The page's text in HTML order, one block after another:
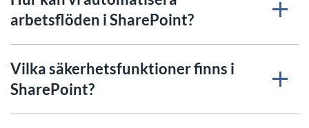
arbetsflöden i SharePoint?
Vilka säkerhetsfunktioner finns i
SharePoint?